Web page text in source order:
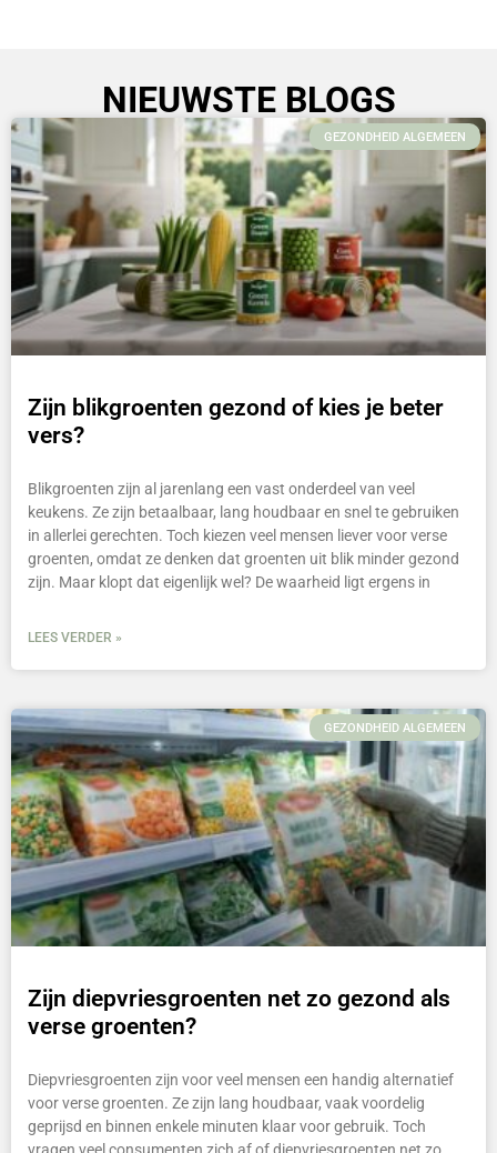
NIEUWSTE BLOGS
GEZONDHEID ALGEMEEN
Zijn blikgroenten gezond of kies je beter
vers?
Blikgroenten zijn al jarenlang een vast onderdeel van veel
keukens. Ze zijn betaalbaar, lang houdbaar en snel te gebruiken
in allerlei gerechten. Toch kiezen veel mensen liever voor verse
groenten, omdat ze denken dat groenten uit blik minder gezond
zijn. Maar klopt dat eigenlijk wel? De waarheid ligt ergens in
LEES VERDER »
GEZONDHEID ALGEMEEN
Zijn diepvriesgroenten net zo gezond als
verse groenten?
Diepvriesgroenten zijn voor veel mensen een handig alternatief
voor verse groenten. Ze zijn lang houdbaar, vaak voordelig
geprijsd en binnen enkele minuten klaar voor gebruik. Toch